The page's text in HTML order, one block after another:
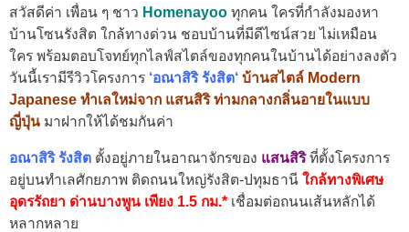
สวัสดีค่า เพื่อน ๆ ชาว Homenayoo ทุกคน ใครที่กำลังมองหา
บ้านโซนรังสิต ใกล้ทางด่วน ชอบบ้านที่มีดีไซน์สวย ไม่เหมือน
ใคร พร้อมตอบโจทย์ทุกไลฟ์สไตล์ของทุกคนในบ้านได้อย่างลงตัว
วันนี้เรามีรีวิวโครงการ ‘อณาสิริ รังสิต‘ บ้านสไตล์ Modern
Japanese ทำเลใหม่จาก แสนสิริ ท่ามกลางกลิ่นอายในแบบ
ญี่ปุ่น มาฝากให้ได้ชมกันค่า
อณาสิริ รังสิต ตั้งอยู่ภายในอาณาจักรของ แสนสิริที่ตั้งโครงการ
อยู่บนทำเลศักยภาพ ติดถนนใหญ่รังสิต-ปทุมธานี ใกล้ทางพิเศษ
อุดรรัถยา ด่านบางพูน เพียง 1.5 กม.* เชื่อมต่อถนนเส้นหลักได้
หลากหลาย